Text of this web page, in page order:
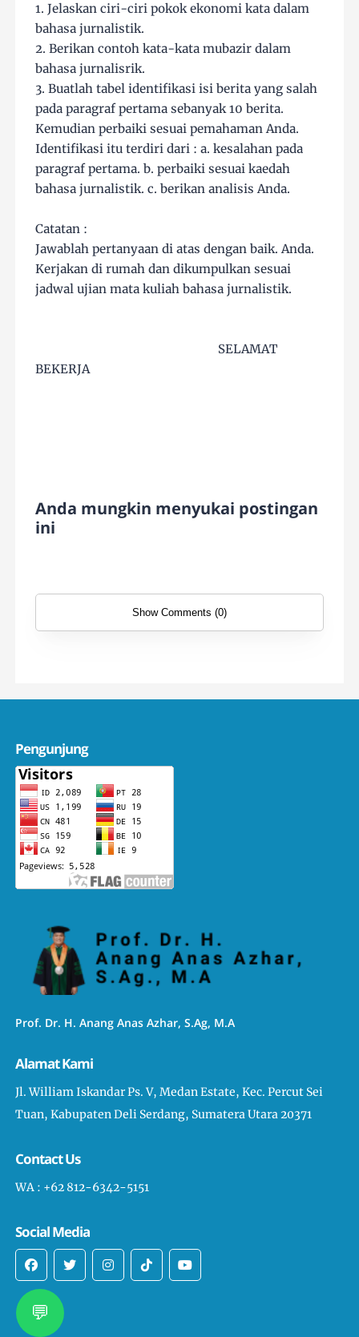
1. Jelaskan ciri-ciri pokok ekonomi kata dalam
bahasa jurnalistik.
2. Berikan contoh kata-kata mubazir dalam
bahasa jurnalisrik.
3. Buatlah tabel identifikasi isi berita yang salah
pada paragraf pertama sebanyak 10 berita.
Kemudian perbaiki sesuai pemahaman Anda.
Identifikasi itu terdiri dari : a. kesalahan pada
paragraf pertama. b. perbaiki sesuai kaedah
bahasa jurnalistik. c. berikan analisis Anda.
Catatan :
Jawablah pertanyaan di atas dengan baik. Anda.
Kerjakan di rumah dan dikumpulkan sesuai
jadwal ujian mata kuliah bahasa jurnalistik.
SELAMAT
BEKERJA
Anda mungkin menyukai postingan
ini
Show Comments (0)
Pengunjung
Prof. Dr. H. Anang Anas Azhar, S.Ag, M.A
💬
Alamat Kami
Jl. William Iskandar Ps. V, Medan Estate, Kec. Percut Sei
Tuan, Kabupaten Deli Serdang, Sumatera Utara 20371
Contact Us
WA : +62 812-6342-5151
Social Media